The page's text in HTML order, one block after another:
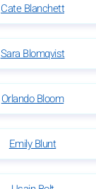
Cate Blanchett
Sara Blomqvist
Orlando Bloom
Emily Blunt